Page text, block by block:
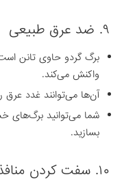
۹. ضد عرق طبیعی
برگ گردو حاوی تانن
واکنش می‌کند.
آن‌ها می‌توانند غدد
شما می‌توانید برگ‌های
بسازید.
۱۰. سفت کردن منافذ